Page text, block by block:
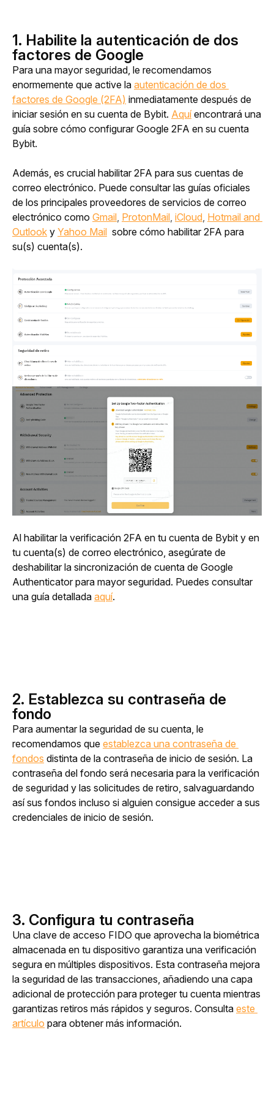
1. Habilite la autenticación de dos
factores de Google
Para una mayor seguridad, le recomendamos
enormemente que active la autenticación de dos
factores de Google (2FA) inmediatamente después de
iniciar sesión en su cuenta de Bybit. Aquí encontrará una
guía sobre cómo configurar Google 2FA en su cuenta
Bybit.
Además, es crucial habilitar 2FA para sus cuentas de
correo electrónico. Puede consultar las guías oficiales
de los principales proveedores de servicios de correo
electrónico como Gmail, ProtonMail, iCloud, Hotmail and
Outlook y Yahoo Mail sobre cómo habilitar 2FA para
su(s) cuenta(s).
Al habilitar la verificación 2FA en tu cuenta de Bybit y en
tu cuenta(s) de correo electrónico, asegúrate de
deshabilitar la sincronización de cuenta de Google
Authenticator para mayor seguridad. Puedes consultar
una guía detallada aquí.
2. Establezca su contraseña de
fondo
Para aumentar la seguridad de su cuenta, le
recomendamos que establezca una contraseña de
fondos distinta de la contraseña de inicio de sesión. La
contraseña del fondo será necesaria para la verificación
de seguridad y las solicitudes de retiro, salvaguardando
así sus fondos incluso si alguien consigue acceder a sus
credenciales de inicio de sesión.
3. Configura tu contraseña
Una clave de acceso FIDO que aprovecha la biométrica
almacenada en tu dispositivo garantiza una verificación
segura en múltiples dispositivos. Esta contraseña mejora
la seguridad de las transacciones, añadiendo una capa
adicional de protección para proteger tu cuenta mientras
garantizas retiros más rápidos y seguros. Consulta este
artículo para obtener más información.